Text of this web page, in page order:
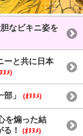
なビキニ姿を
ーと共に日本
ﾇﾒ)
部」 (ｵﾇﾇﾒ)
を煽った結
！
(ｵﾇﾇﾒ)